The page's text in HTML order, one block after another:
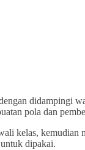
didampingi
pola dan
kelas, kemudian
dipakai.